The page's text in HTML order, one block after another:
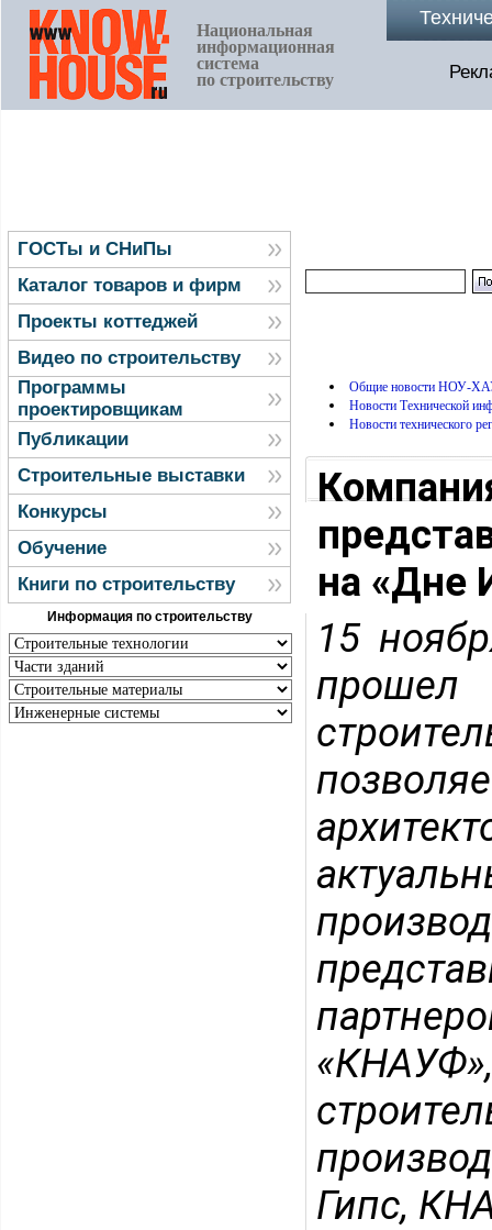
Национальная
информационная
система
по строительству
ГОСТы и СНиПы
Каталог товаров и фирм
Проекты коттеджей
Видео по строительству
Программы
проектировщикам
Публикации
Строительные выставки
Конкурсы
Обучение
Книги по строительству
Информация по строительству
Общие новости НОУ-
Новости Технической
Новости технического
на «Дне
15
прошел
Гипс,